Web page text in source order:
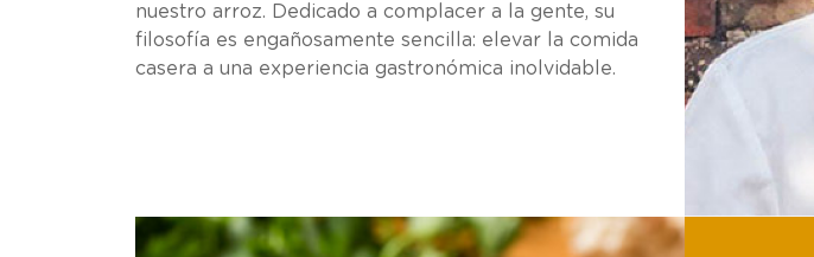
nuestro arroz. Dedicado a complacer a la gente, su
filosofía es engañosamente sencilla: elevar la comida
casera a una experiencia gastronómica inolvidable.